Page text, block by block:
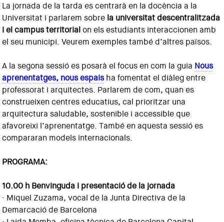
La jornada de la tarda es centrarà en la docència a la
Universitat i parlarem sobre la universitat descentralitzada
i el campus territorialon els estudiants interaccionen amb
el seu municipi. Veurem exemples també d’altres països.
A la segona sessió es posarà el focus en com la guia Nous
aprenentatges, nous espaisha fomentat el diàleg entre
professorat i arquitectes. Parlarem de com, quan es
construeixen centres educatius, cal prioritzar una
arquitectura saludable, sostenible i accessible que
afavoreixi l’aprenentatge. També en aquesta sessió es
compararan models internacionals.
PROGRAMA:
10.00 h Benvinguda i presentació de la jornada
· Miquel Zuzama, vocal de la Junta Directiva de la
Demarcació de Barcelona